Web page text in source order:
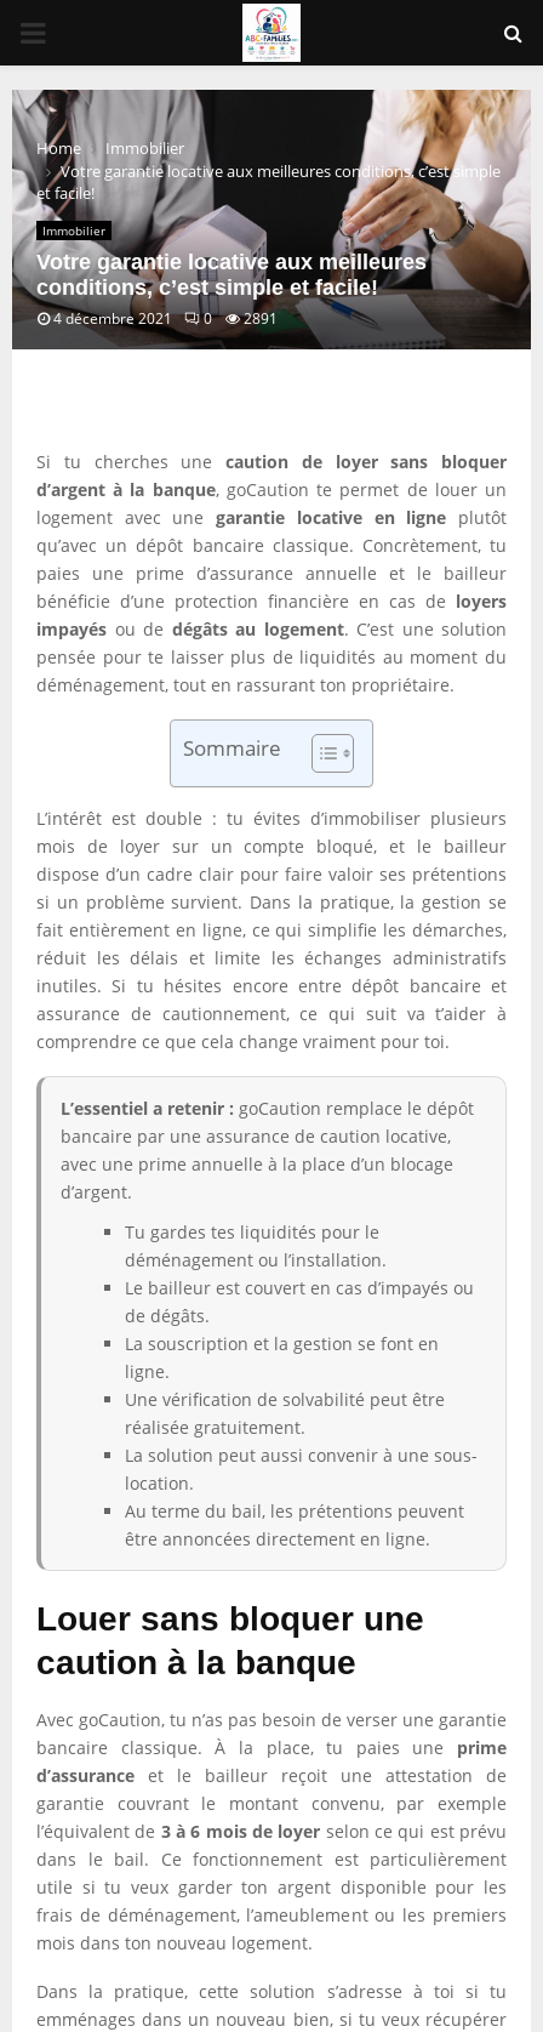
PRIMARY
MENU
Home
Immobilier
Votre garantie locative aux meilleures conditions, c’est simple
et facile!
Immobilier
Votre garantie locative aux meilleures
conditions, c’est simple et facile!
4 décembre 2021 0 2891
Si tu cherches une caution de loyer sans bloquer
d’argent à la banque, goCaution te permet de louer un
logement avec unegarantie locative en ligne plutôt
qu’avec un dépôt bancaire classique. Concrètement, tu
paies une prime d’assurance annuelle et le bailleur
bénéficie d’une protection financière en cas de loyers
impayés ou de dégâts au logement. C’est une solution
pensée pour te laisser plus de liquidités au moment du
déménagement, tout en rassurant ton propriétaire.
Sommaire
L’intérêt est double : tu évites d’immobiliser plusieurs
mois de loyer sur un compte bloqué, et le bailleur
dispose d’un cadre clair pour faire valoir ses prétentions
si un problème survient. Dans la pratique, la gestion se
fait entièrement en ligne, ce qui simplifie les démarches,
réduit les délais et limite les échanges administratifs
inutiles. Si tu hésites encore entre dépôt bancaire et
assurance de cautionnement, ce qui suit va t’aider à
comprendre ce que cela change vraiment pour toi.
L’essentiel a retenir : goCaution remplace le dépôt
bancaire par une assurance de caution locative,
avec une prime annuelle à la place d’un blocage
d’argent.
Tu gardes tes liquidités pour le
déménagement ou l’installation.
Le bailleur est couvert en cas d’impayés ou
de dégâts.
La souscription et la gestion se font en
ligne.
Une vérification de solvabilité peut être
réalisée gratuitement.
La solution peut aussi convenir à une sous-
location.
Au terme du bail, les prétentions peuvent
être annoncées directement en ligne.
Louer sans bloquer une
caution à la banque
Avec goCaution, tu n’as pas besoin de verser une garantie
bancaire classique. À la place, tu paies une prime
d’assurance et le bailleur reçoit une attestation de
garantie couvrant le montant convenu, par exemple
l’équivalent de 3 à 6 mois de loyer selon ce qui est prévu
dans le bail. Ce fonctionnement est particulièrement
utile si tu veux garder ton argent disponible pour les
frais de déménagement, l’ameublement ou les premiers
mois dans ton nouveau logement.
Dans la pratique, cette solution s’adresse à toi si tu
emménages dans un nouveau bien, si tu veux récupérer